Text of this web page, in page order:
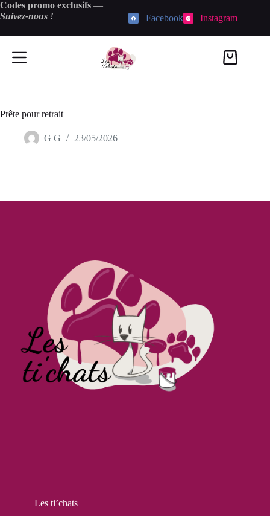
Passer
au
Codes promo exclusifs —
Suivez-nous !
Facebook Instagram
Panier
Prête pour retrait
G G 23/05/2026
Les ti’chats